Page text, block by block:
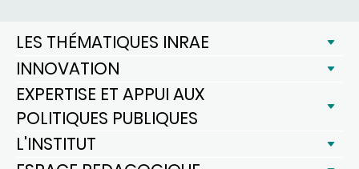
LES THÉMATIQUES INRAE
INNOVATION
EXPERTISE ET APPUI AUX
POLITIQUES PUBLIQUES
L'INSTITUT